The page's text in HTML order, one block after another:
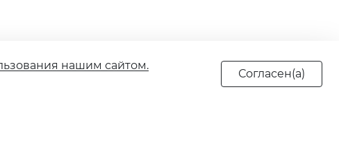
нашим сайтом.